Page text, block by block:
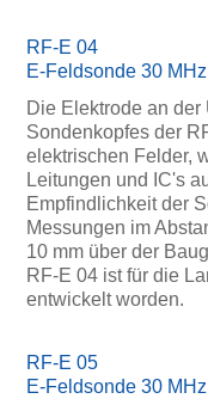
RF-E 04
E-Feldsonde 30
Die Elektrode an der
Sondenkopfes der
elektrischen Felder,
Leitungen und IC's
Empfindlichkeit der
Messungen im
10 mm über der
RF-E 04 ist für die
entwickelt worden.
RF-E 05
E-Feldsonde 30